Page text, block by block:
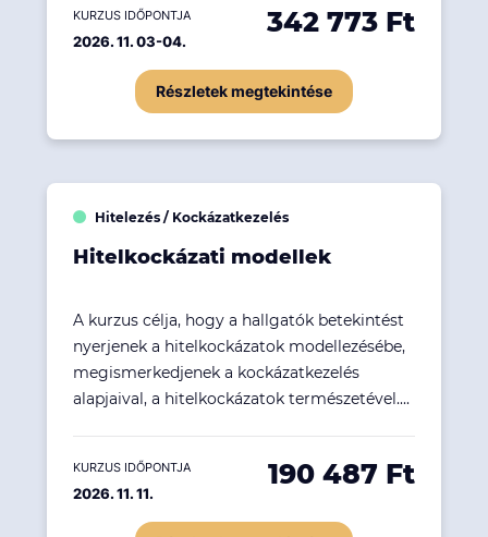
KURZUS IDŐPONTJA
2026. 11. 03-04.
342 773 Ft
Részletek megtekintése
Hitelezés / Kockázatkezelés
Hitelkockázati modellek
A kurzus célja, hogy a hallgatók betekintést
nyerjenek a hitelkockázatok modellezésébe,
megismerkedjenek a kockázatkezelés
alapjaival, a hitelkockázatok természetével....
KURZUS IDŐPONTJA
2026. 11. 11.
190 487 Ft